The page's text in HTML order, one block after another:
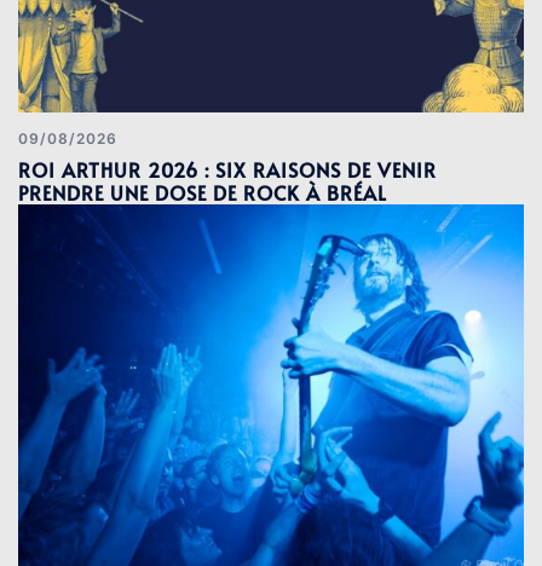
09/08/2026
ROI ARTHUR 2026 : SIX RAISONS DE VENIR
PRENDRE UNE DOSE DE ROCK À BRÉAL